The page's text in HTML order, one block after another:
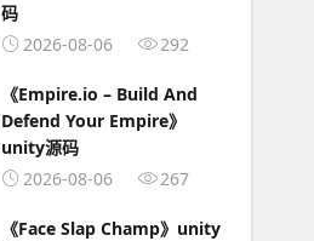
码
2026-08-06
292
《Empire.io – Build And
Defend Your Empire》
unity源码
2026-08-06
267
《Face Slap Champ》unity